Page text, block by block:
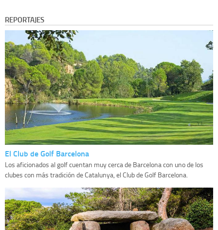
REPORTAJES
El Club de Golf Barcelona
Los aficionados al golf cuentan muy cerca de Barcelona con uno de los
clubes con más tradición de Catalunya, el Club de Golf Barcelona.